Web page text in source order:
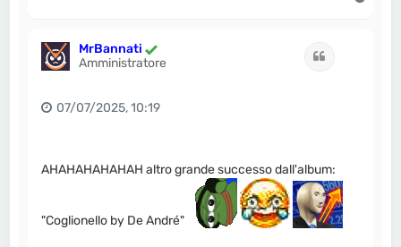
MrBannati
Amministratore
07/07/2025, 10:19
AHAHAHAHAHAH altro grande successo dall'album:
"Coglionello by De André"